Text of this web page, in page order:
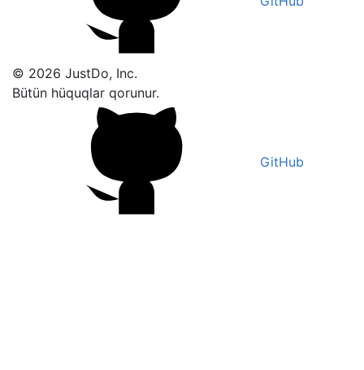
© 2026 JustDo, Inc.
Bütün hüquqlar qorunur.
GitHub